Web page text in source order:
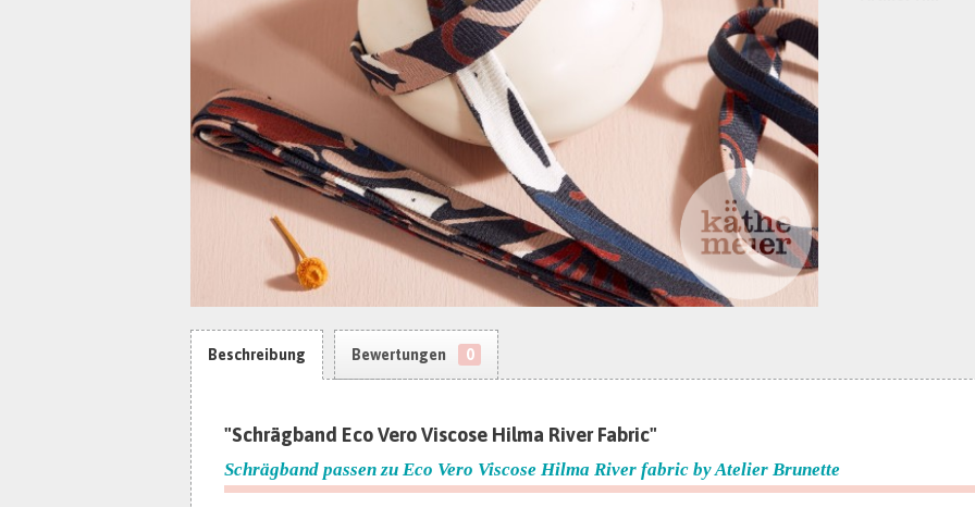
Beschreibung Bewertungen 0
"Schrägband Eco Vero Viscose Hilma River Fabric"
Schrägband passen zu Eco Vero Viscose Hilma River fabric by Atelier Brunette